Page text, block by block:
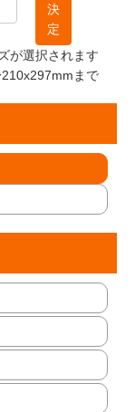
決
定
が選択されます
まで